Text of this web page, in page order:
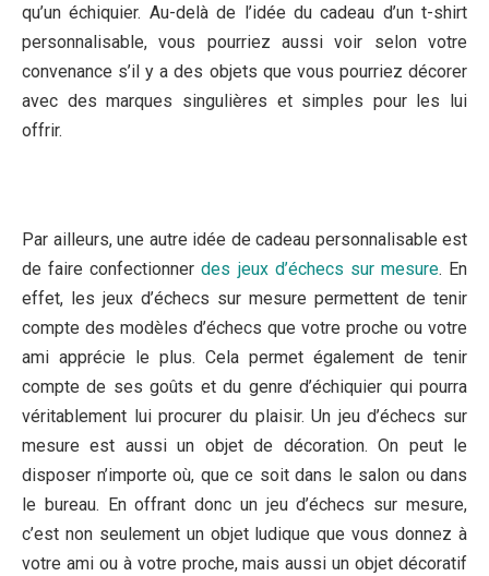
qu’un échiquier. Au-delà de l’idée du cadeau d’un t-shirt
personnalisable, vous pourriez aussi voir selon votre
convenance s’il y a des objets que vous pourriez décorer
avec des marques singulières et simples pour les lui
offrir.
Par ailleurs, une autre idée de cadeau personnalisable est
de faire confectionnerdes jeux d’échecs sur mesure. En
effet, les jeux d’échecs sur mesure permettent de tenir
compte des modèles d’échecs que votre proche ou votre
ami apprécie le plus. Cela permet également de tenir
compte de ses goûts et du genre d’échiquier qui pourra
véritablement lui procurer du plaisir. Un jeu d’échecs sur
mesure est aussi un objet de décoration. On peut le
disposer n’importe où, que ce soit dans le salon ou dans
le bureau. En offrant donc un jeu d’échecs sur mesure,
c’est non seulement un objet ludique que vous donnez à
votre ami ou à votre proche, mais aussi un objet décoratif